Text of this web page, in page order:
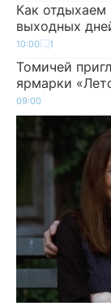
Как отдыхаем
выходных
10:00 1
Томичей
ярмарки
09:00